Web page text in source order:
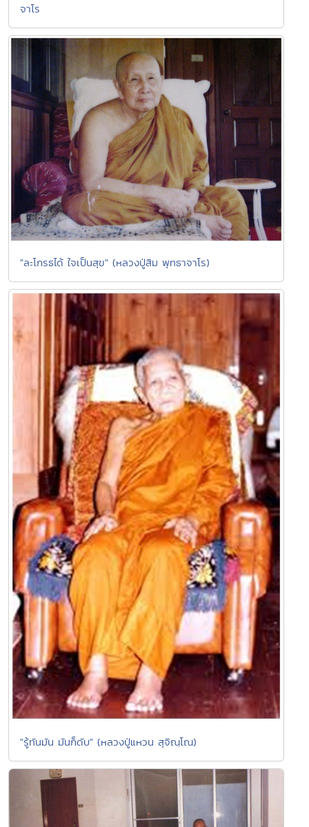
จาโร
"ละโกรธได้ ใจเป็นสุข" (หลวงปู่สิม พุทธาจาโร)
"รู้ทันมัน มันก็ดับ" (หลวงปู่แหวน สุจิณฺโณ)